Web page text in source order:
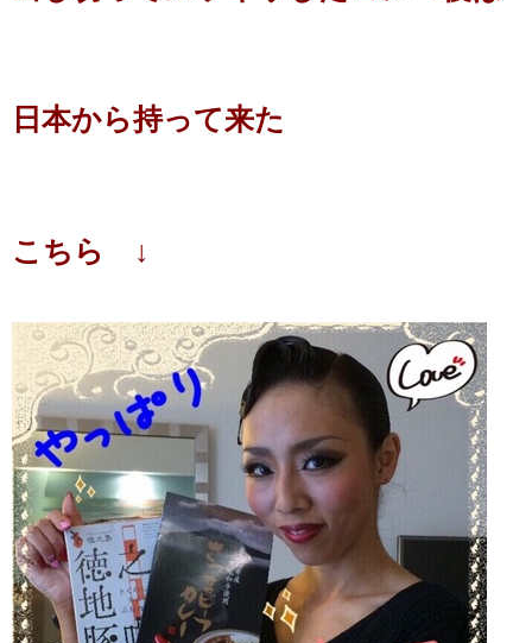
日本から持って来た
こちら ↓